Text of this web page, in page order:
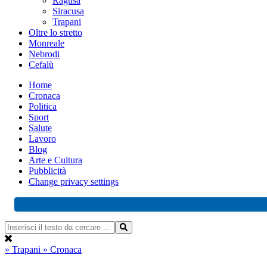
Siracusa
Trapani
Oltre lo stretto
Monreale
Nebrodi
Cefalù
Home
Cronaca
Politica
Sport
Salute
Lavoro
Blog
Arte e Cultura
Pubblicità
Change privacy settings
» Trapani » Cronaca